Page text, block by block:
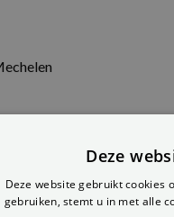
Deze
Deze website gebruikt cookies
gebruiken, stemt u in met alle